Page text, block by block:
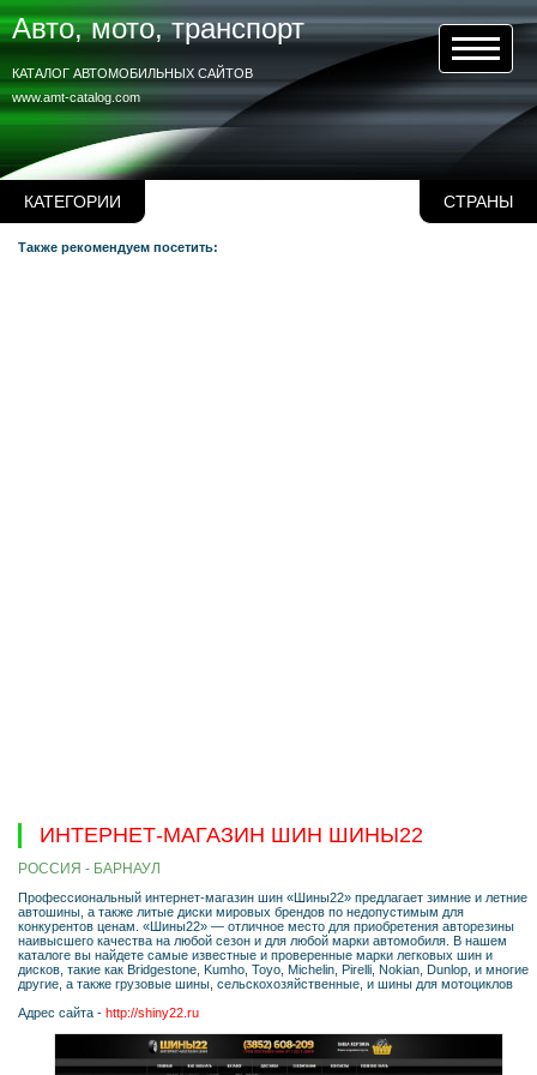
КАТЕГОРИИ СТРАНЫ
Авто, мото, транспорт
www.amt-catalog.com
КАТАЛОГ АВТОМОБИЛЬНЫХ САЙТОВ
Также рекомендуем посетить:
ИНТЕРНЕТ-МАГАЗИН ШИН ШИНЫ22
РОССИЯ - БАРНАУЛ
Профессиональный интернет-магазин шин «Шины22» предлагает зимние и летние
автошины, а также литые диски мировых брендов по недопустимым для
конкурентов ценам. «Шины22» — отличное место для приобретения авторезины
наивысшего качества на любой сезон и для любой марки автомобиля. В нашем
каталоге вы найдете самые известные и проверенные марки легковых шин и
дисков, такие как Bridgestone, Kumho, Toyo, Michelin, Pirelli, Nokian, Dunlop, и многие
другие, а также грузовые шины, сельскохозяйственные, и шины для мотоциклов
Адрес сайта - http://shiny22.ru